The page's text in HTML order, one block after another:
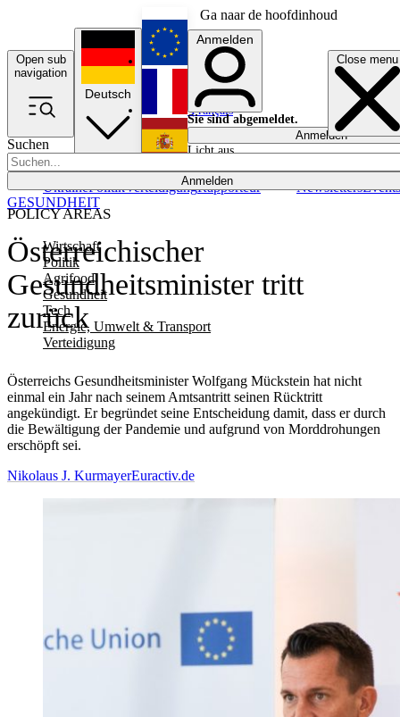
Ga naar de hoofdinhoud
Open sub
navigation
Close menu
Suchen
Anmelden
POLICY AREAS
Wirtschaft
Politik
Agrifood
Gesundheit
Tech
Energie, Umwelt & Transport
Verteidigung
UkrainePolitikVerteidigungRapporteur NewslettersEvents
Deutsch
English
Français
Anmelden
Sie sind abgemeldet.
Anmelden
Licht aus
Österreichischer
Gesundheitsminister tritt
zurück
Österreichs Gesundheitsminister Wolfgang Mückstein hat nicht
einmal ein Jahr nach seinem Amtsantritt seinen Rücktritt
angekündigt. Er begründet seine Entscheidung damit, dass er durch
die Bewältigung der Pandemie und aufgrund von Morddrohungen
erschöpft sei.
GESUNDHEIT
Nikolaus J. KurmayerEuractiv.de